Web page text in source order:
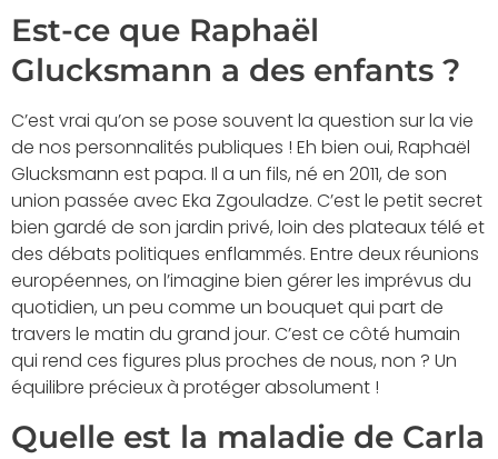
Est-ce que Raphaël
Glucksmann a des enfants ?
C’est vrai qu’on se pose souvent la question sur la vie
de nos personnalités publiques ! Eh bien oui, Raphaël
Glucksmann est papa. Il a un fils, né en 2011, de son
union passée avec Eka Zgouladze. C’est le petit secret
bien gardé de son jardin privé, loin des plateaux télé et
des débats politiques enflammés. Entre deux réunions
européennes, on l’imagine bien gérer les imprévus du
quotidien, un peu comme un bouquet qui part de
travers le matin du grand jour. C’est ce côté humain
qui rend ces figures plus proches de nous, non ? Un
équilibre précieux à protéger absolument !
Quelle est la maladie de Carla